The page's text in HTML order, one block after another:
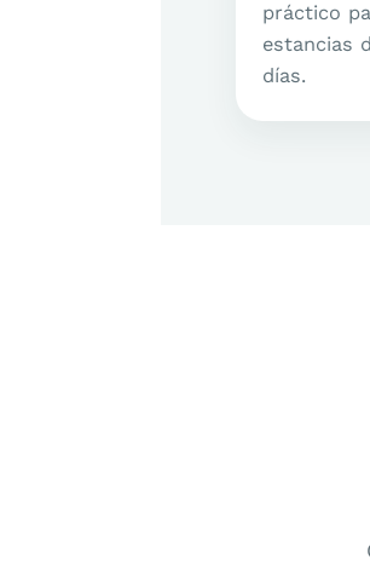
práctico
estancias
días.